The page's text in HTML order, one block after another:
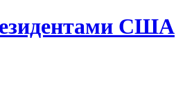
США